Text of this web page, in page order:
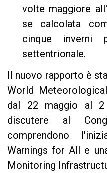
volte maggiore
se calcolata
cinque inverni
settentrionale.
Il nuovo rapporto è
World
dal 22 maggio al
discutere al
comprendono
Warnings for All e
Monitoring